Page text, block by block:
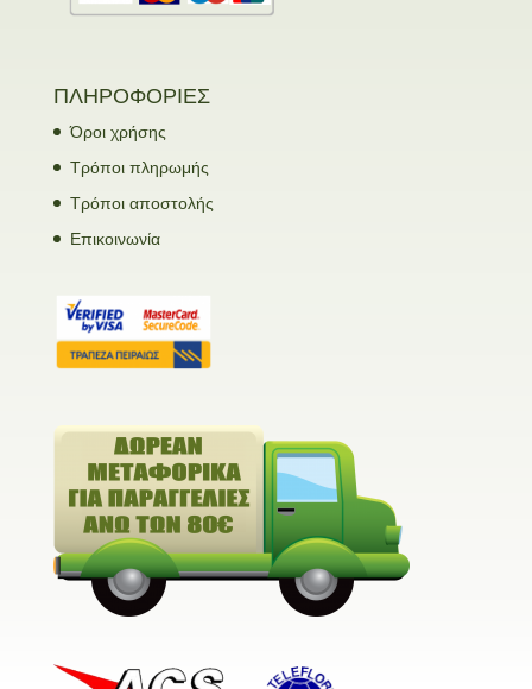
ΠΛΗΡΟΦΟΡΙΕΣ
Όροι χρήσης
Τρόποι πληρωμής
Τρόποι αποστολής
Επικοινωνία